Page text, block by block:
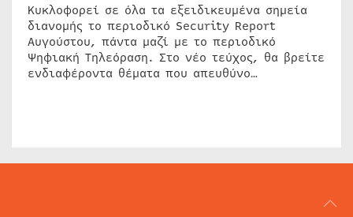
Κυκλοφορεί σε όλα τα εξειδικευμένα σημεία
διανομής το περιοδικό Security Report
Αυγούστου, πάντα μαζί με το περιοδικό
Ψηφιακή Τηλεόραση. Στο νέο τεύχος, θα βρείτε
ενδιαφέροντα θέματα που απευθύνο…